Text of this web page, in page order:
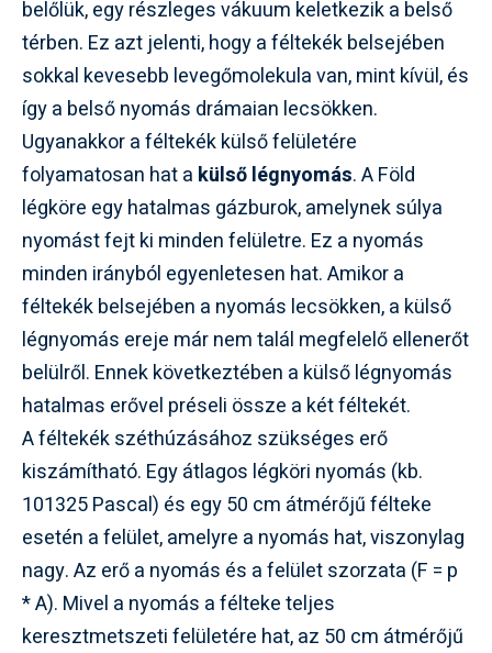
belőlük, egy részleges vákuum keletkezik a belső
térben. Ez azt jelenti, hogy a féltekék belsejében
sokkal kevesebb levegőmolekula van, mint kívül, és
így a belső nyomás drámaian lecsökken.
Ugyanakkor a féltekék külső felületére
folyamatosan hat a külső légnyomás. A Föld
légköre egy hatalmas gázburok, amelynek súlya
nyomást fejt ki minden felületre. Ez a nyomás
minden irányból egyenletesen hat. Amikor a
féltekék belsejében a nyomás lecsökken, a külső
légnyomás ereje már nem talál megfelelő ellenerőt
belülről. Ennek következtében a külső légnyomás
hatalmas erővel préseli össze a két féltekét.
A féltekék széthúzásához szükséges erő
kiszámítható. Egy átlagos légköri nyomás (kb.
101325 Pascal) és egy 50 cm átmérőjű félteke
esetén a felület, amelyre a nyomás hat, viszonylag
nagy. Az erő a nyomás és a felület szorzata (F = p
* A). Mivel a nyomás a félteke teljes
keresztmetszeti felületére hat, az 50 cm átmérőjű